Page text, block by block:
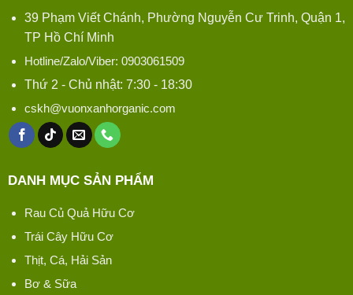
39 Phạm Viết Chánh, Phường Nguyễn Cư Trinh, Quận 1,
TP Hồ Chí Minh
Hotline/Zalo/Viber: 0903061509
Thứ 2 - Chủ nhật: 7:30 - 18:30
cskh@vuonxanhorganic.com
DANH MỤC SẢN PHẨM
Rau Củ Quả Hữu Cơ
Trái Cây Hữu Cơ
Thịt, Cá, Hải Sản
Bơ & Sữa